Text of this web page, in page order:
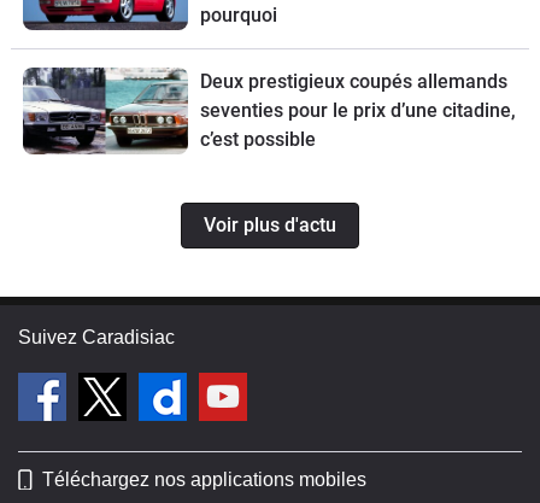
pourquoi
Deux prestigieux coupés allemands
seventies pour le prix d’une citadine,
c’est possible
Voir plus d'actu
Suivez Caradisiac
Téléchargez nos applications mobiles